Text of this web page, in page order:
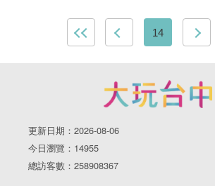
14
更新日期：2026-08-06
今日瀏覽：14955
總訪客數：258908367